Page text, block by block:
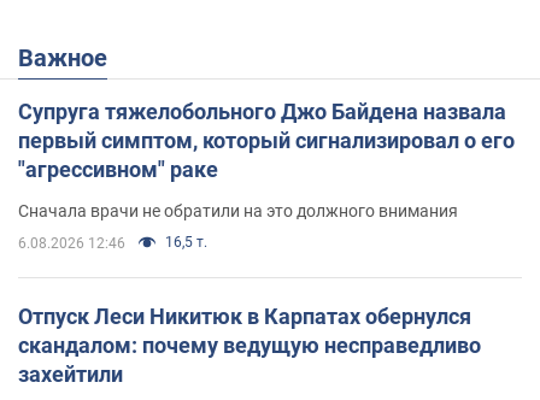
Важное
Супруга тяжелобольного Джо Байдена назвала
первый симптом, который сигнализировал о его
"агрессивном" раке
Сначала врачи не обратили на это должного внимания
6.08.2026 12:46 16,5 т.
Отпуск Леси Никитюк в Карпатах обернулся
скандалом: почему ведущую несправедливо
захейтили